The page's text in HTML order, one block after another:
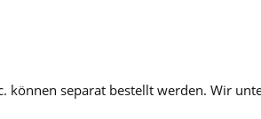
können separat bestellt werden. Wir